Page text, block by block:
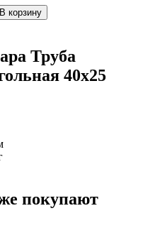
Труба
40x25
покупают